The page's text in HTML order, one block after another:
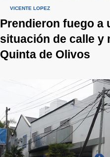
VICENTE LÓPEZ
Prendieron fuego a
situación de calle y
Quinta de Olivos